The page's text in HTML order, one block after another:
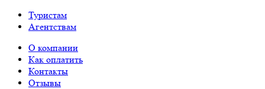
Туристам
Агентствам
О компании
Как оплатить
Контакты
Отзывы